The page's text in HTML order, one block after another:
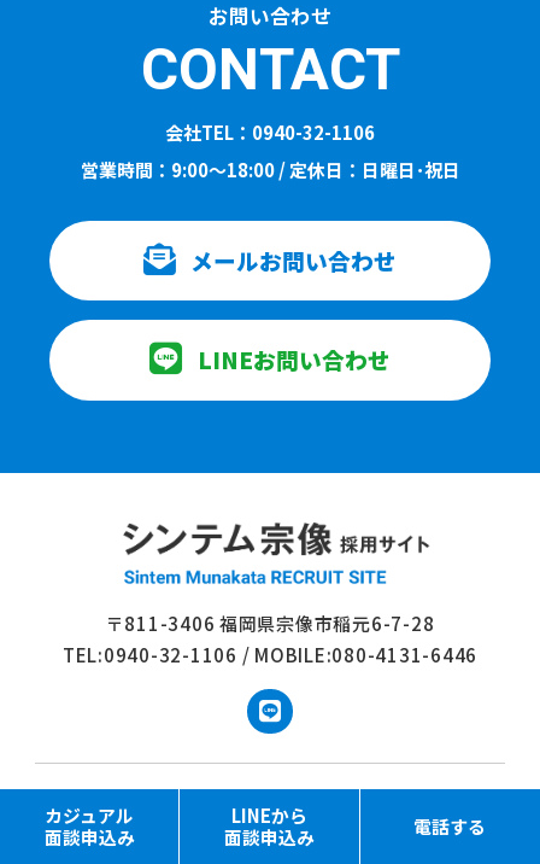
お問い合わせ
CONTACT
会社TEL：0940-32-1106
営業時間：9:00～18:00 / 定休日：日曜日･祝日
メールお問い合わせ
LINEお問い合わせ
〒811-3406 福岡県宗像市稲元6-7-28
TEL:0940-32-1106 / MOBILE:080-4131-6446
シンテム宗像 事業サイト
© 2026 株式会社シンテム宗像
カジュアル
面談申込み
LINEから
面談申込み
電話する